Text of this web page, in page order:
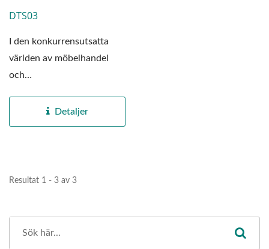
DTS03
I den konkurrensutsatta
världen av möbelhandel
och
"Utrymmeseffektivitet"...
Detaljer
Resultat 1 - 3 av 3